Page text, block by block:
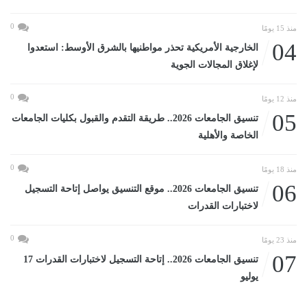
منذ 15 يومًا 0
04
الخارجية الأمريكية تحذر مواطنيها بالشرق الأوسط: استعدوا
لإغلاق المجالات الجوية
منذ 12 يومًا 0
05
تنسيق الجامعات 2026.. طريقة التقدم والقبول بكليات الجامعات
الخاصة والأهلية
منذ 18 يومًا 0
06
تنسيق الجامعات 2026.. موقع التنسيق يواصل إتاحة التسجيل
لاختبارات القدرات
منذ 23 يومًا 0
07
تنسيق الجامعات 2026.. إتاحة التسجيل لاختبارات القدرات 17
يوليو